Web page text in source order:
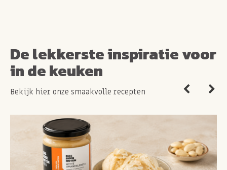
De lekkerste inspiratie voor
in de keuken
Bekijk hier onze smaakvolle recepten